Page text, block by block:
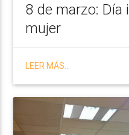
8 de marzo: Día
mujer
LEER MÁS...